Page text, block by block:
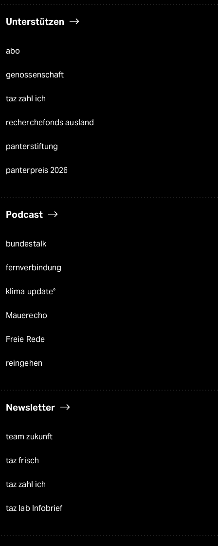
Unterstützen
abo
genossenschaft
taz zahl ich
recherchefonds ausland
panterstiftung
panterpreis 2026
Podcast
bundestalk
fernverbindung
klima update°
Mauerecho
Freie Rede
reingehen
Newsletter
team zukunft
taz frisch
taz zahl ich
taz lab Infobrief